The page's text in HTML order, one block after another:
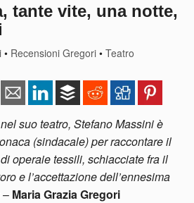
tante vite, una notte,
• Recensioni Gregori •Teatro
suo teatro, Stefano Massini è
(sindacale) per raccontare il
operaie tessili, schiacciate fra il
e l’accettazione dell’ennesima
– Maria Grazia Gregori